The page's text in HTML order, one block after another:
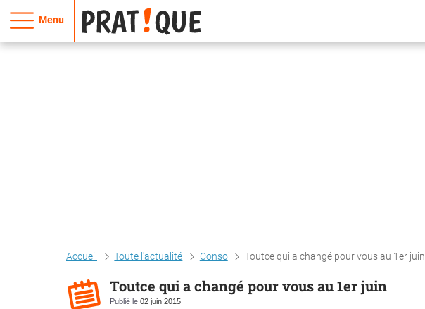
Menu
Accueil Toute l'actualité Conso Toutce qui a changé pour vous au 1er juin
Toutce qui a changé pour vous au 1er juin
Publié le 02 juin 2015